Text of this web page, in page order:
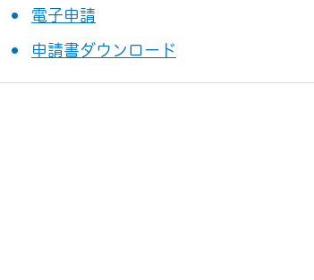
電子申請
申請書ダウンロード